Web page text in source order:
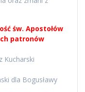
św. Apostołów
patronów
Kucharski
dla Bogusławy